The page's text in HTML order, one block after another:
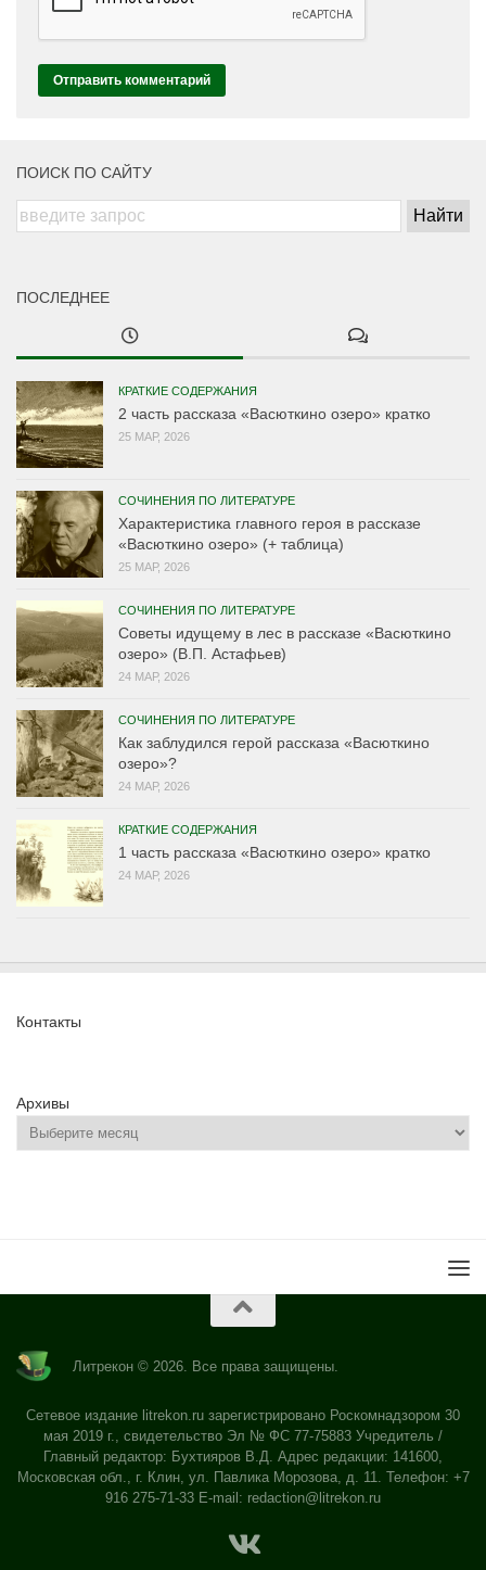
ПОИСК ПО САЙТУ
ПОСЛЕДНЕЕ
КРАТКИЕ СОДЕРЖАНИЯ
2 часть рассказа «Васюткино озеро» кратко
25 МАР, 2026
СОЧИНЕНИЯ ПО ЛИТЕРАТУРЕ
Характеристика главного героя в рассказе
«Васюткино озеро» (+ таблица)
25 МАР, 2026
СОЧИНЕНИЯ ПО ЛИТЕРАТУРЕ
Советы идущему в лес в рассказе «Васюткино
озеро» (В.П. Астафьев)
24 МАР, 2026
СОЧИНЕНИЯ ПО ЛИТЕРАТУРЕ
Как заблудился герой рассказа «Васюткино
озеро»?
24 МАР, 2026
КРАТКИЕ СОДЕРЖАНИЯ
1 часть рассказа «Васюткино озеро» кратко
24 МАР, 2026
Контакты
Архивы
Литрекон © 2026. Все права защищены.
Сетевое издание litrekon.ru зарегистрировано Роскомнадзором 30
мая 2019 г., свидетельство Эл № ФС 77-75883 Учредитель /
Главный редактор: Бухтияров В.Д. Адрес редакции: 141600,
Московская обл., г. Клин, ул. Павлика Морозова, д. 11. Телефон: +7
916 275-71-33 E-mail: redaction@litrekon.ru